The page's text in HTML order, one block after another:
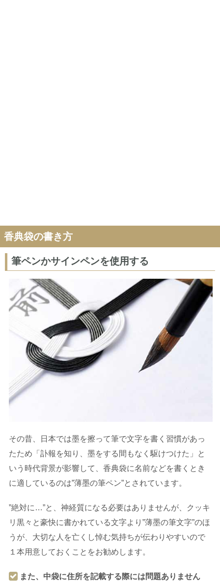
香典袋の書き方
筆ペンかサインペンを使用する
その昔、日本では墨を擦って筆で文字を書く習慣があっ
たため「訃報を知り、墨をする間もなく駆けつけた」と
いう時代背景が影響して、香典袋に名前などを書くとき
に適しているのは”薄墨の筆ペン”とされています。
”絶対に…”と、神経質になる必要はありませんが、クッキ
リ黒々と豪快に書かれている文字より”薄墨の筆文字”のほ
うが、大切な人を亡くし悼む気持ちが伝わりやすいので
１本用意しておくことをお勧めします。
また、中袋に住所を記載する際には問題ありません